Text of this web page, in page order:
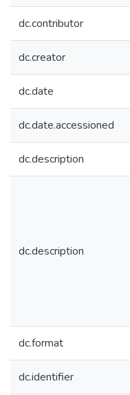
dc.contributor
dc.creator
dc.date
dc.date.accessioned
dc.description
dc.description
dc.format
dc.identifier